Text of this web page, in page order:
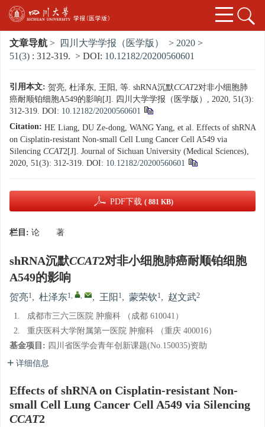
文章导航 > 四川大学学报（医学版） > 2020 >
51(3) : 312-319. > DOI: 10.12182/20200560601
引用本文: 贺亮, 杜泽东, 王阳, 等. shRNA沉默CCAT2对非小细胞肺
癌耐顺铂细胞A549的影响[J]. 四川大学学报（医学版）, 2020, 51(3):
312-319. DOI: 10.12182/20200560601
Citation: HE Liang, DU Ze-dong, WANG Yang, et al. Effects of shRNA
on Cisplatin-resistant Non-small Cell Lung Cancer Cell A549 via
Silencing CCAT2[J]. Journal of Sichuan University (Medical Sciences),
2020, 51(3): 312-319. DOI: 10.12182/20200560601
PDF下载 ( 881 KB)
栏目: 论 著
shRNA沉默CCAT2对非小细胞肺癌耐顺铂细胞
A549的影响
贺亮1, 杜泽东1, , , 王阳 1, 蒙荣钦1, 赵文武2
1.
成都市三六三医院 肿瘤科 （成都 610041）
2.
重庆医科大学附属第一医院 肿瘤科 （重庆 400016）
基金项目: 四川省医学会青年创新课题(No.150035)资助
详细信息
Effects of shRNA on Cisplatin-resistant Non-
small Cell Lung Cancer Cell A549 via Silencing
CCAT2